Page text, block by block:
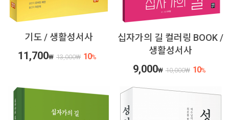
기도 / 생활성서사
11,700₩ 13,000₩ 10%
십자가의 길 컬러링 BOOK /
생활성서사
9,000₩ 10,000₩ 10%